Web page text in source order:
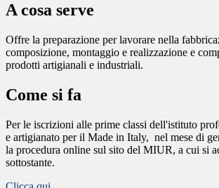
A cosa serve
Offre la preparazione per lavorare nella
composizione, montaggio e realizzazione e
prodotti artigianali e industriali.
Come si fa
Per le iscrizioni alle prime classi dell'istituto
e artigianato per il Made in Italy, nel mese di
la procedura online sul sito del MIUR, a cui si
sottostante.